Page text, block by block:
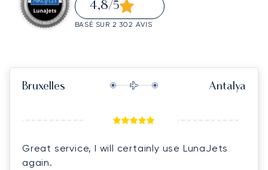
4,8/5
BASÉ SUR 2 302 AVIS
Bruxelles Antalya
Great service, I will certainly use LunaJets
again.